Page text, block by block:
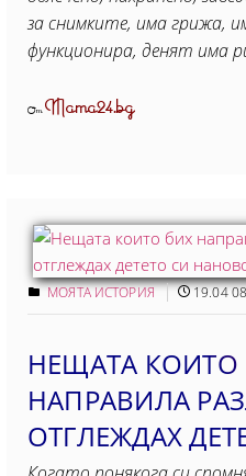
за снимките, има грижа,
функционира, денят има
ОтMama24.bg
МОЯТА ИСТОРИЯ 19.04
НЕЩАТА КОИТО
НАПРАВИЛА
ОТГЛЕЖДАХ